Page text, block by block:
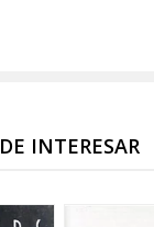
INTERESAR